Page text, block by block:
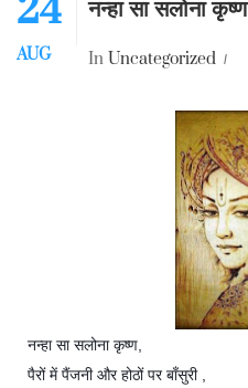
24
AUG
नन्हा सा सलोना कृष्ण
In Uncategorized
नन्हा सा सलोना कृष्ण,
पैरों में पैंजनी और होठों पर बाँसुरी ,